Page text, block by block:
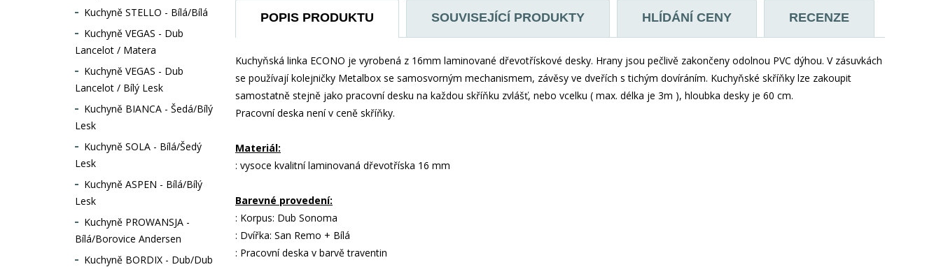
Kuchyně STELLO - Bílá/Bílá
Kuchyně VEGAS - Dub
Lancelot / Matera
Kuchyně VEGAS - Dub
Lancelot / Bílý Lesk
Kuchyně BIANCA - Šedá/Bílý
Lesk
Kuchyně SOLA - Bílá/Šedý
Lesk
Kuchyně ASPEN - Bílá/Bílý
Lesk
Kuchyně PROWANSJA -
Bílá/Borovice Andersen
Kuchyně BORDIX - Dub/Dub
POPIS PRODUKTU SOUVISEJÍCÍ PRODUKTY HLÍDÁNÍ CENY RECENZE
Kuchyňská linka ECONO je vyrobená z 16mm laminované dřevotřískové desky. Hrany jsou pečlivě zakončeny odolnou PVC dýhou. V zásuvkách
se používají kolejničky Metalbox se samosvorným mechanismem, závěsy ve dveřích s tichým dovíráním. Kuchyňské skříňky lze zakoupit
samostatně stejně jako pracovní desku na každou skříňku zvlášť, nebo vcelku ( max. délka je 3m ), hloubka desky je 60 cm.
Pracovní deska není v ceně skříňky.
Materiál:
: vysoce kvalitní laminovaná dřevotříska 16 mm
Barevné provedení:
: Korpus: Dub Sonoma
: Dvířka: San Remo + Bílá
: Pracovní deska v barvě traventin